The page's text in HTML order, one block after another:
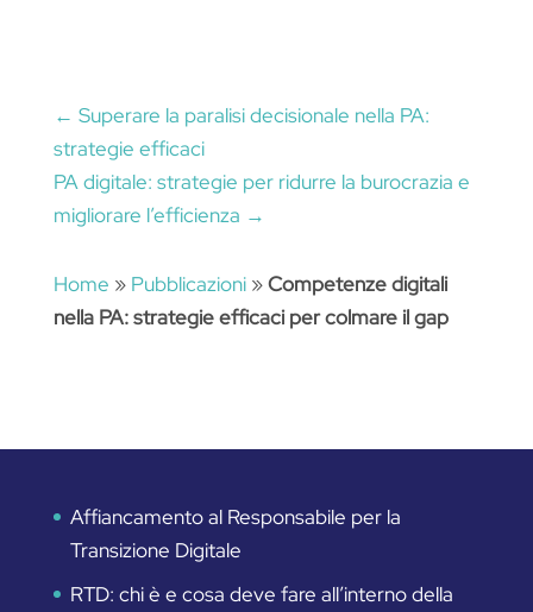
← Superare la paralisi decisionale nella PA:
strategie efficaci
PA digitale: strategie per ridurre la burocrazia e
migliorare l’efficienza →
Home » Pubblicazioni»Competenze digitali
nella PA: strategie efficaci per colmare il gap
Affiancamento al Responsabile per la
Transizione Digitale
RTD: chi è e cosa deve fare all’interno della